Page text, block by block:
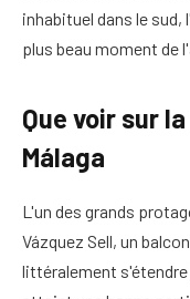
inhabituel dans le
plus beau moment de
Que voir sur
Málaga
L'un des grands
Vázquez Sell, un
littéralement s'étendre